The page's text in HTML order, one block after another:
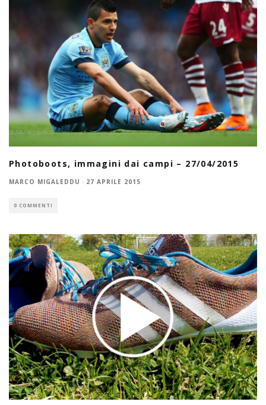
Photoboots, immagini dai campi – 27/04/2015
MARCO MIGALEDDU · 27 APRILE 2015
0 COMMENTI